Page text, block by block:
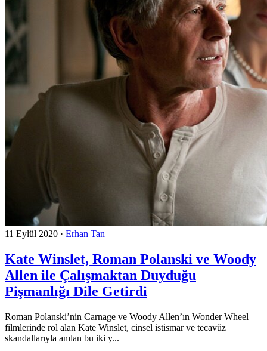
11 Eylül 2020 · Erhan Tan
Kate Winslet, Roman Polanski ve Woody
Allen ile Çalışmaktan Duyduğu
Pişmanlığı Dile Getirdi
Roman Polanski’nin Carnage ve Woody Allen’ın Wonder Wheel
filmlerinde rol alan Kate Winslet, cinsel istismar ve tecavüz
skandallarıyla anılan bu iki y...